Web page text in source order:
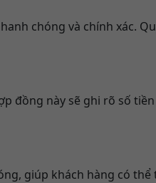
chóng và chính xác.
đồng này sẽ ghi rõ số
giúp khách hàng có